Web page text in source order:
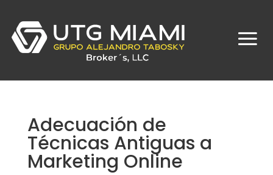
Adecuación de
Técnicas Antiguas a
Marketing Online